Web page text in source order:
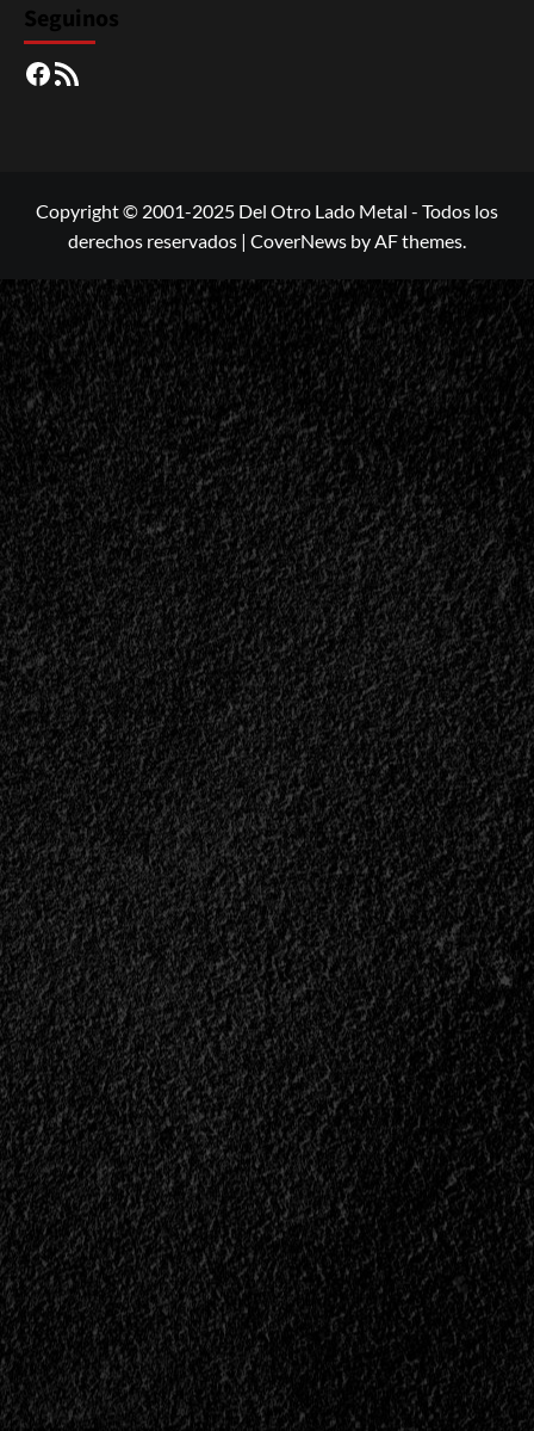
Seguinos
Facebook
RSS
Copyright © 2001-2025 Del Otro Lado Metal - Todos los
derechos reservados | CoverNews by AF themes.